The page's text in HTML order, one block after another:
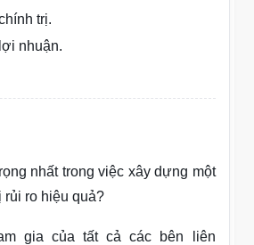
trị.
nhuận.
nhất trong việc xây dựng một
rủi ro hiệu quả?
gia của tất cả các bên liên